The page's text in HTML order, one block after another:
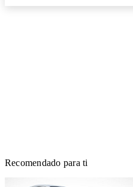
Recomendado para ti